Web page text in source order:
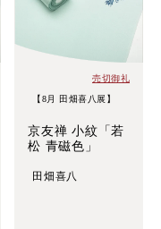
売切御礼
【8月 田畑喜八展】
京友禅 小紋「若
松 青磁色」
田畑喜八